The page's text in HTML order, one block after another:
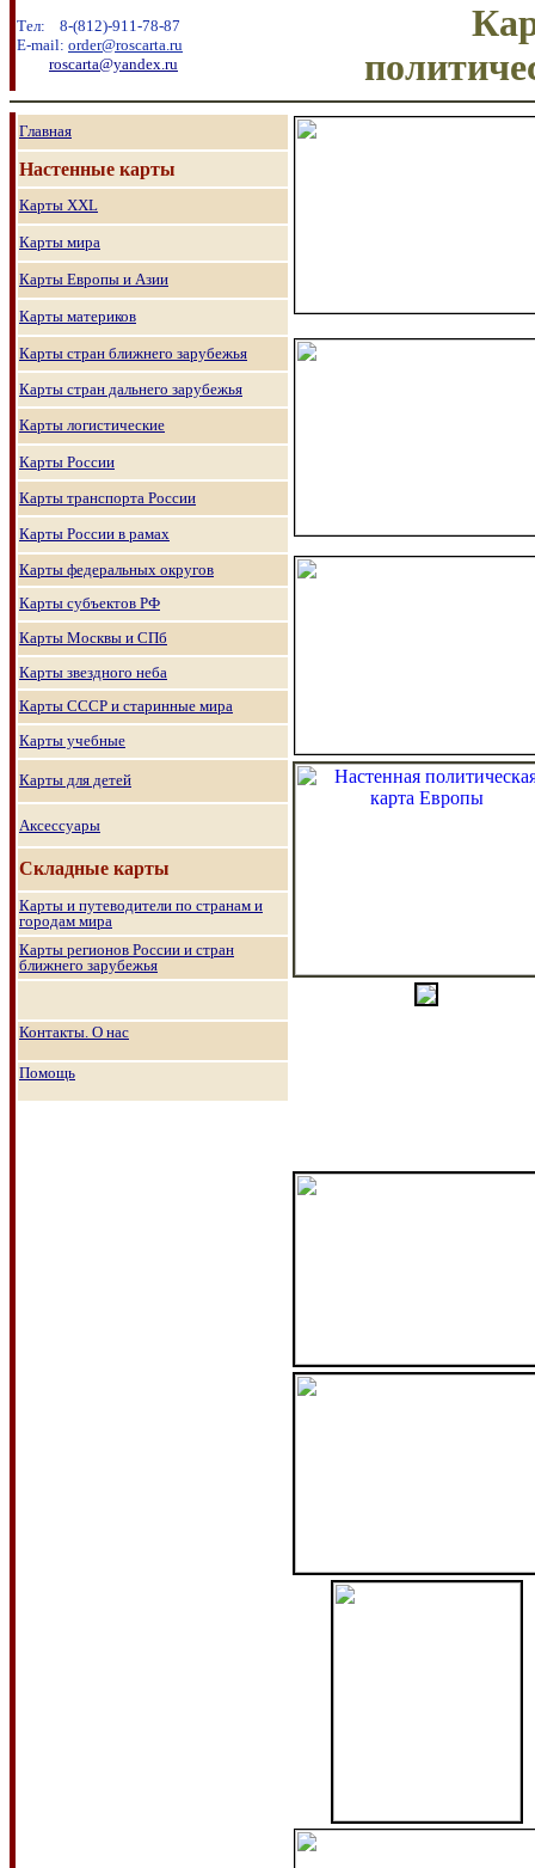
Тел: 8-(812)-911-78-87
E-mail: order@roscarta.ru
roscarta@yandex.ru
Главная
Настенные карты
Карты XXL
Карты мира
Карты Европы и Азии
Карты материков
Карты стран ближнего зарубежья
Карты стран дальнего зарубежья
Карты логистические
Карты России
Карты транспорта России
Карты России в рамах
Карты федеральных округов
Карты субъектов РФ
Карты Москвы и СПб
Карты звездного неба
Карты СССР и старинные мира
Карты учебные
Карты для детей
Аксессуары
Складные карты
Карты и путеводители по странам и
городам мира
Карты регионов России и стран
ближнего зарубежья
Контакты. О нас
Помощь